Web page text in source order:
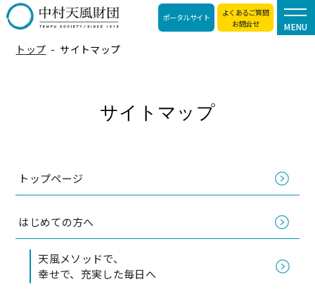
ポータルサイト
よくあるご質問
お問合せ
MENU
トップ サイトマップ
サイトマップ
トップページ
はじめての方へ
天風メソッドで、
幸せで、充実した毎日へ